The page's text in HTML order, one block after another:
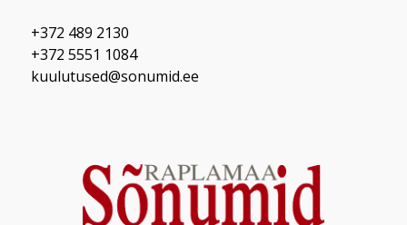
+372 489 2130
+372 5551 1084
kuulutused@sonumid.ee